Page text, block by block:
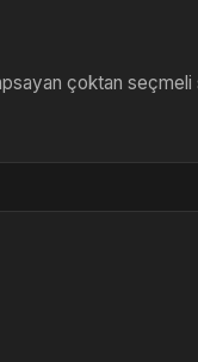
çoktan seçmeli